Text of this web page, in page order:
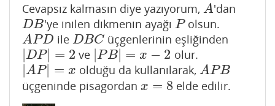
Cevapsız kalmasın diye yazıyorum, A
A 'dan
DB
DB 'ye inilen dikmenin ayağı P
P olsun.
APD
APD ile DBC
DBC üçgenlerinin eşliğinden
|DP| = 2
|DP| 2 ve |PB| = x − 2
|PB| =x− 2 olur.
AP| = x
|AP| x olduğu da kullanılarak, APB
APB
üçgeninde pisagordan x = 8
x= 8 elde edilir.